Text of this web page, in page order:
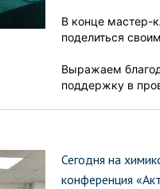
В конце мастер-
поделиться
Выражаем
поддержку в
Сегодня на
конференция